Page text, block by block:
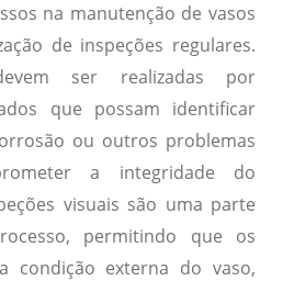
na manutenção de vasos
de inspeções regulares.
ser realizadas por
que possam identificar
ou outros problemas
a integridade do
visuais são uma parte
permitindo que os
condição externa do vaso,